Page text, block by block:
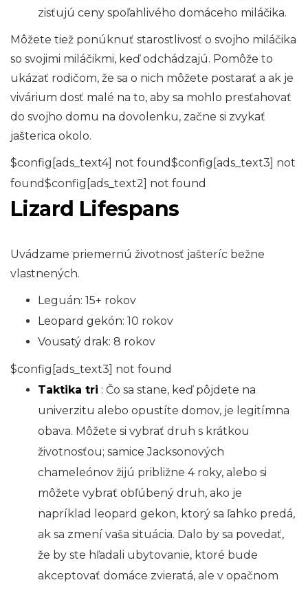
zisťujú ceny spoľahlivého domáceho miláčika.
Môžete tiež ponúknuť starostlivosť o svojho miláčika
so svojimi miláčikmi, keď odchádzajú. Pomôže to
ukázať rodičom, že sa o nich môžete postarať a ak je
vivárium dosť malé na to, aby sa mohlo presťahovať
do svojho domu na dovolenku, začne si zvykať
jašterica okolo.
$config[ads_text4] not found$config[ads_text3] not
found$config[ads_text2] not found
Lizard Lifespans
Uvádzame priemernú životnosť jašteríc bežne
vlastnených.
Leguán: 15+ rokov
Leopard gekón: 10 rokov
Vousatý drak: 8 rokov
$config[ads_text3] not found
Taktika tri : Čo sa stane, keď pôjdete na
univerzitu alebo opustíte domov, je legitímna
obava. Môžete si vybrať druh s krátkou
životnosťou; samice Jacksonových
chameleónov žijú približne 4 roky, alebo si
môžete vybrať obľúbený druh, ako je
napríklad leopard gekon, ktorý sa ľahko predá,
ak sa zmení vaša situácia. Dalo by sa povedať,
že by ste hľadali ubytovanie, ktoré bude
akceptovať domáce zvieratá, ale v opačnom